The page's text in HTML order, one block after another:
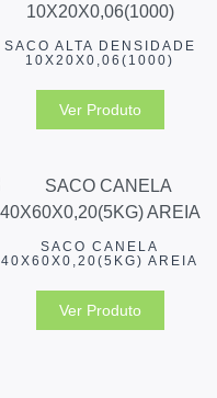
SACO ALTA DENSIDADE
10X20X0,06(1000)
Ver Produto
SACO CANELA
40X60X0,20(5KG) AREIA
Ver Produto